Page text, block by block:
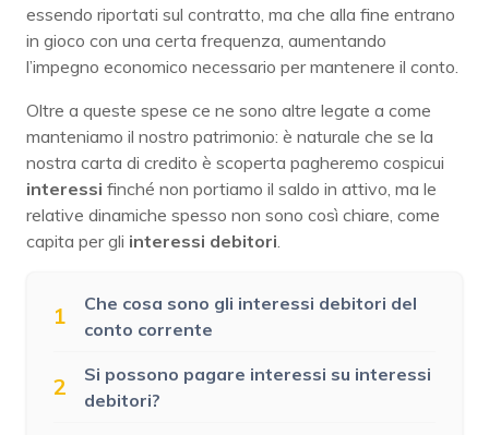
essendo riportati sul contratto, ma che alla fine entrano
in gioco con una certa frequenza, aumentando
l’impegno economico necessario per mantenere il conto.
Oltre a queste spese ce ne sono altre legate a come
manteniamo il nostro patrimonio: è naturale che se la
nostra carta di credito è scoperta pagheremo cospicui
interessi finché non portiamo il saldo in attivo, ma le
relative dinamiche spesso non sono così chiare, come
capita per gli interessi debitori
1
Che cosa sono gli interessi debitori del
conto corrente
2
Si possono pagare interessi su interessi
debitori?